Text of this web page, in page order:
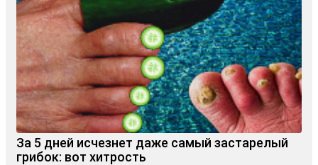
За 5 дней исчезнет даже самый застарелый
грибок: вот хитрость